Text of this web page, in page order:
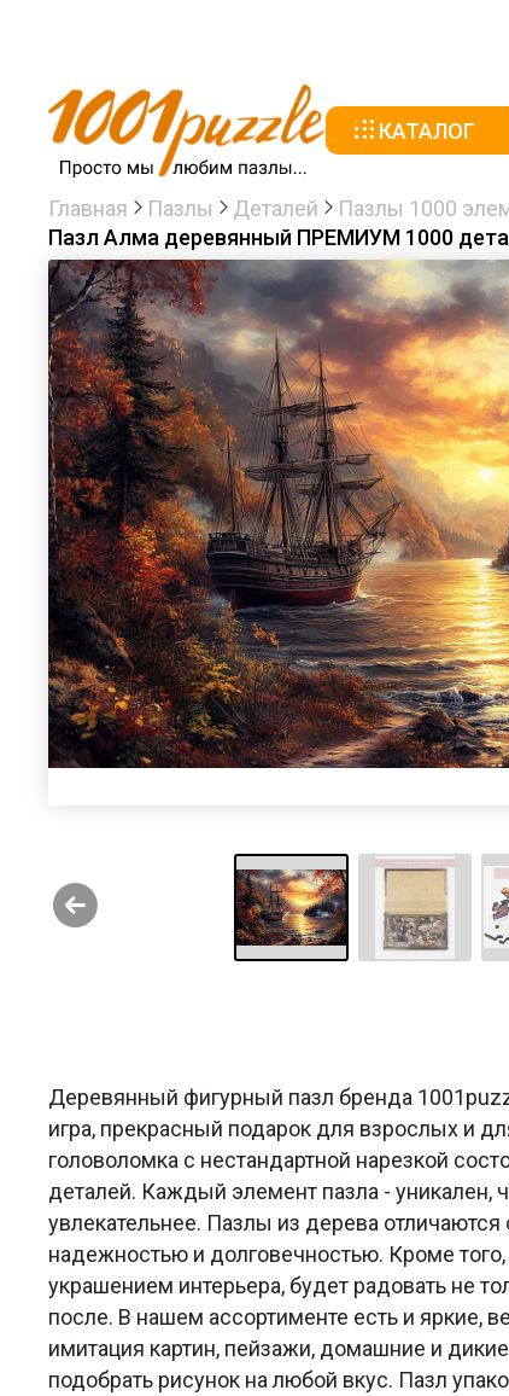
КАТАЛОГ
Главная Пазлы Деталей
Пазлы 1000
Пазл Алма деревянный ПРЕМИУМ 1000
Деревянный фигурный пазл бренда
игра, прекрасный подарок для взрослых и
головоломка с нестандартной нарезкой
деталей. Каждый элемент пазла - уникален,
увлекательнее. Пазлы из дерева
надежностью и долговечностью. Кроме
украшением интерьера, будет радовать не
после. В нашем ассортименте есть и яркие,
имитация картин, пейзажи, домашние и
подобрать рисунок на любой вкус. Пазл